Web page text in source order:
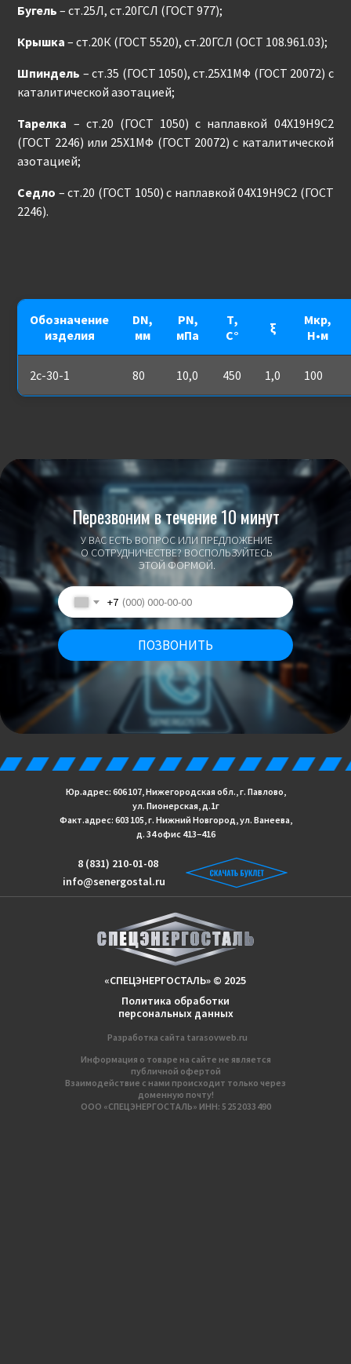
Бугель – ст.25Л, ст.20ГСЛ (ГОСТ 977);
Крышка – ст.20К (ГОСТ 5520), ст.20ГСЛ (ОСТ 108.961.03);
Шпиндель – ст.35 (ГОСТ 1050), ст.25Х1МФ (ГОСТ 20072) с
каталитической азотацией;
Тарелка – ст.20 (ГОСТ 1050) с наплавкой 04Х19Н9С2
(ГОСТ 2246) или 25Х1МФ (ГОСТ 20072) с каталитической
азотацией;
Седло – ст.20 (ГОСТ 1050) с наплавкой 04Х19Н9С2 (ГОСТ
2246).
Обозначение
изделия
DN,
мм
PN,
мПа
Т,
С°
ξ
Мкр,
Н•м
2с-30-1 80 10,0 450 1,0 100
У ВАС ЕСТЬ ВОПРОС ИЛИ ПРЕДЛОЖЕНИЕ
О СОТРУДНИЧЕСТВЕ? ВОСПОЛЬЗУЙТЕСЬ
ЭТОЙ ФОРМОЙ.
Перезвоним в течение 10 минут
+7
ПОЗВОНИТЬ
Информация о товаре на сайте не является
публичной офертой
Взаимодействие с нами происходит только через
доменную почту!
ООО «СПЕЦЭНЕРГОСТАЛЬ» ИНН: 5 252 033 490
Разработка сайтa tarasovweb.ru
Политика обработки
персональных данных
«СПЕЦЭНЕРГОСТАЛЬ» © 2025
info@senergostal.ru
8 (831) 210-01-08
Юр.адрес: 606 107, Нижегородская обл., г. Павлово,
ул. Пионерская, д.1г
Факт.адрес: 603 105, г. Нижний Новгород, ул. Ванеева,
д. 34 офис 413−416